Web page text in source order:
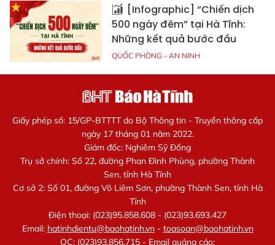
[Infographic] “Chiến dịch
500 ngày đêm” tại Hà Tĩnh:
Những kết quả bước đầu
QUỐC PHÒNG - AN NINH
Giấy phép số: 15/GP-BTTTT do Bộ Thông tin - Truyền thông cấp
ngày 17 tháng 01 năm 2022.
Giám đốc: Nghiêm Sỹ Đống
Trụ sở chính: Số 22, đường Phan Đình Phùng, phường Thành
Sen, tỉnh Hà Tĩnh
Cơ sở 2: Số 01, đường Võ Liêm Sơn, phường Thành Sen, tỉnh Hà
Tĩnh
Điện thoại: (023)95.858.608 - (023)93.693.427
Email: hatinhdientu@baohatinh.vn- toasoan@baohatinh.vn
QC: (023)93.856.715 - Email quảng cáo: